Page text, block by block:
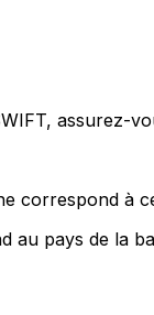
assurez-
correspond à
au pays de la